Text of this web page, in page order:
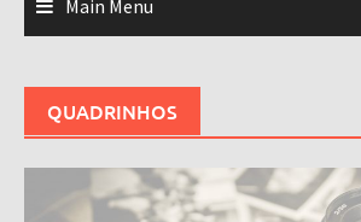
Main Menu
QUADRINHOS